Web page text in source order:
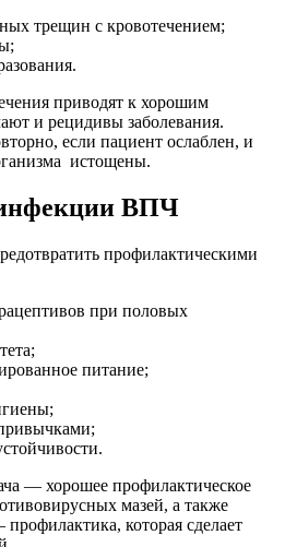
трещин с кровотечением;
приводят к хорошим
и рецидивы заболевания.
если пациент ослаблен, и
истощены.
ВПЧ
профилактическими
при половых
питание;
— хорошее профилактическое
мазей, а также
которая сделает